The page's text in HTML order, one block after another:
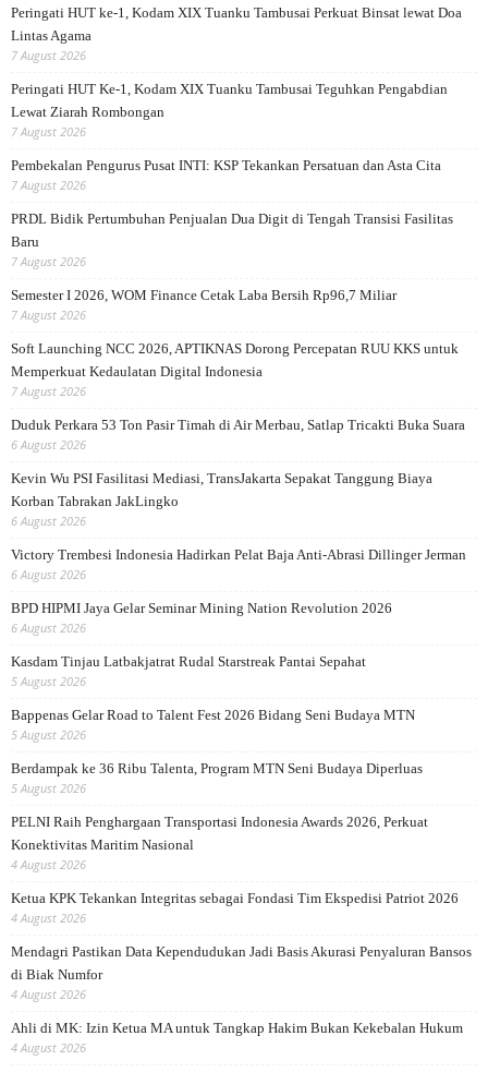
Peringati HUT ke-1, Kodam XIX Tuanku Tambusai Perkuat Binsat lewat Doa
Lintas Agama
7 August 2026
Peringati HUT Ke-1, Kodam XIX Tuanku Tambusai Teguhkan Pengabdian
Lewat Ziarah Rombongan
7 August 2026
Pembekalan Pengurus Pusat INTI: KSP Tekankan Persatuan dan Asta Cita
7 August 2026
PRDL Bidik Pertumbuhan Penjualan Dua Digit di Tengah Transisi Fasilitas
Baru
7 August 2026
Semester I 2026, WOM Finance Cetak Laba Bersih Rp96,7 Miliar
7 August 2026
Soft Launching NCC 2026, APTIKNAS Dorong Percepatan RUU KKS untuk
Memperkuat Kedaulatan Digital Indonesia
7 August 2026
Duduk Perkara 53 Ton Pasir Timah di Air Merbau, Satlap Tricakti Buka Suara
6 August 2026
Kevin Wu PSI Fasilitasi Mediasi, TransJakarta Sepakat Tanggung Biaya
Korban Tabrakan JakLingko
6 August 2026
Victory Trembesi Indonesia Hadirkan Pelat Baja Anti-Abrasi Dillinger Jerman
6 August 2026
BPD HIPMI Jaya Gelar Seminar Mining Nation Revolution 2026
6 August 2026
Kasdam Tinjau Latbakjatrat Rudal Starstreak Pantai Sepahat
5 August 2026
Bappenas Gelar Road to Talent Fest 2026 Bidang Seni Budaya MTN
5 August 2026
Berdampak ke 36 Ribu Talenta, Program MTN Seni Budaya Diperluas
5 August 2026
PELNI Raih Penghargaan Transportasi Indonesia Awards 2026, Perkuat
Konektivitas Maritim Nasional
4 August 2026
Ketua KPK Tekankan Integritas sebagai Fondasi Tim Ekspedisi Patriot 2026
4 August 2026
Mendagri Pastikan Data Kependudukan Jadi Basis Akurasi Penyaluran Bansos
di Biak Numfor
4 August 2026
Ahli di MK: Izin Ketua MA untuk Tangkap Hakim Bukan Kekebalan Hukum
4 August 2026